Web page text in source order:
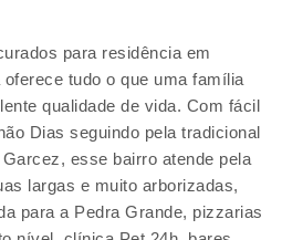
para residência em
tudo o que uma família
qualidade de vida. Com fácil
Dias seguindo pela tradicional
esse bairro atende pela
largas e muito arborizadas,
para a Pedra Grande, pizzarias